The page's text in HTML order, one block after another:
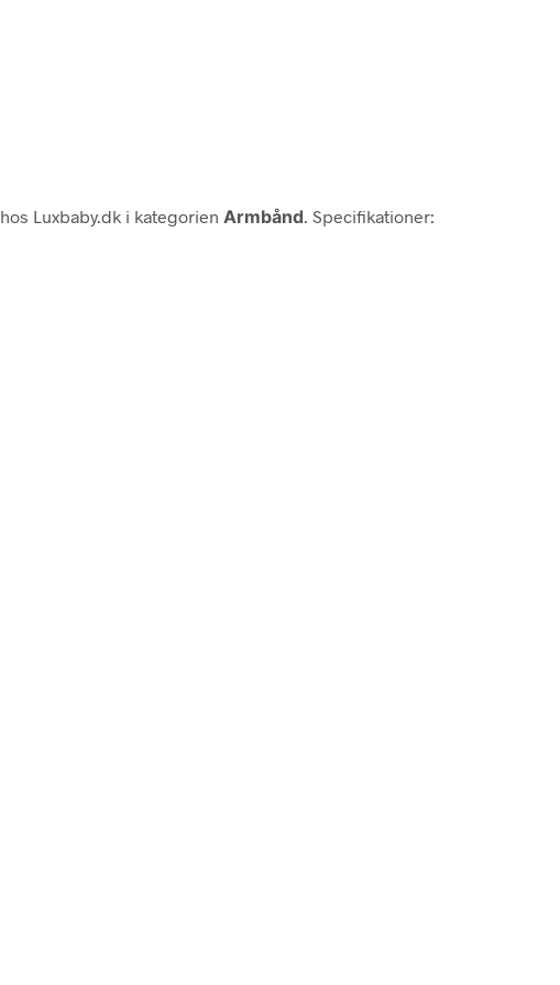
hos Luxbaby.dk i kategorien Armbånd . Specifikationer: